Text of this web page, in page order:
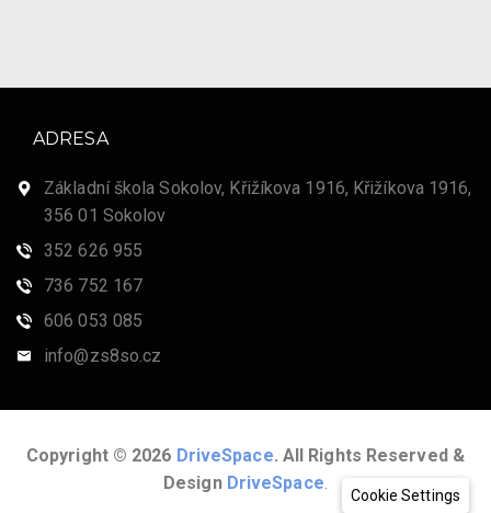
ADRESA
Základní škola Sokolov, Křižíkova 1916, Křižíkova 1916,
356 01 Sokolov
352 626 955
736 752 167
606 053 085
info@zs8so.cz
Copyright © 2026 DriveSpace. All Rights Reserved &
Design DriveSpace.
Cookie Settings